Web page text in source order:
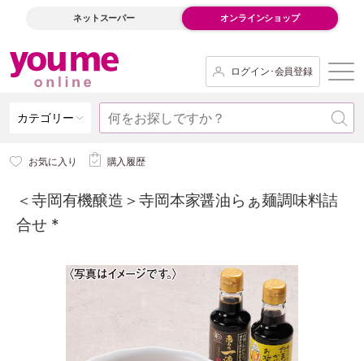
ネットスーパー オンラインショップ
ログイン･会員登録
カテゴリー
お気に入り 購入履歴
＜寺岡有機醸造＞寺岡本家醤油らぁ麺調味料詰
合せ *